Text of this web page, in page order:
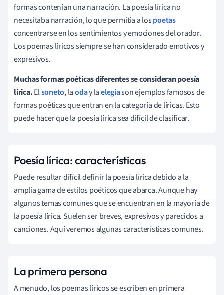
formas contenían una narración. La poesía lírica no
necesitaba narración, lo que permitía a lospoetas
concentrarse en los sentimientos y emociones del orador.
Los poemas líricos siempre se han considerado emotivos y
expresivos.
Muchas formas poéticas diferentes se consideran poesía
lírica.Elsoneto, laoday laelegíason ejemplos famosos de
formas poéticas que entran en la categoría de líricas. Esto
puede hacer que la poesía lírica sea difícil de clasificar.
Poesía lírica: características
Puede resultar difícil definir la poesía lírica debido a la
amplia gama de estilos poéticos que abarca. Aunque hay
algunos temas comunes que se encuentran en la mayoría de
la poesía lírica. Suelen ser breves, expresivos y parecidos a
canciones. Aquí veremos algunas características comunes.
La primera persona
A menudo, los poemas líricos se escriben en primera